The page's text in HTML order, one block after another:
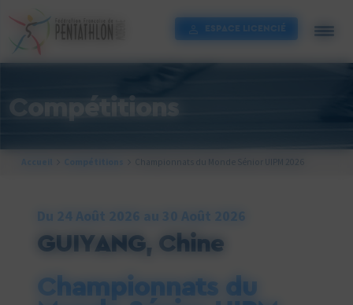
Compétitions
Du 24 Août 2026 au 30 Août 2026
GUIYANG, Chine
Championnats du